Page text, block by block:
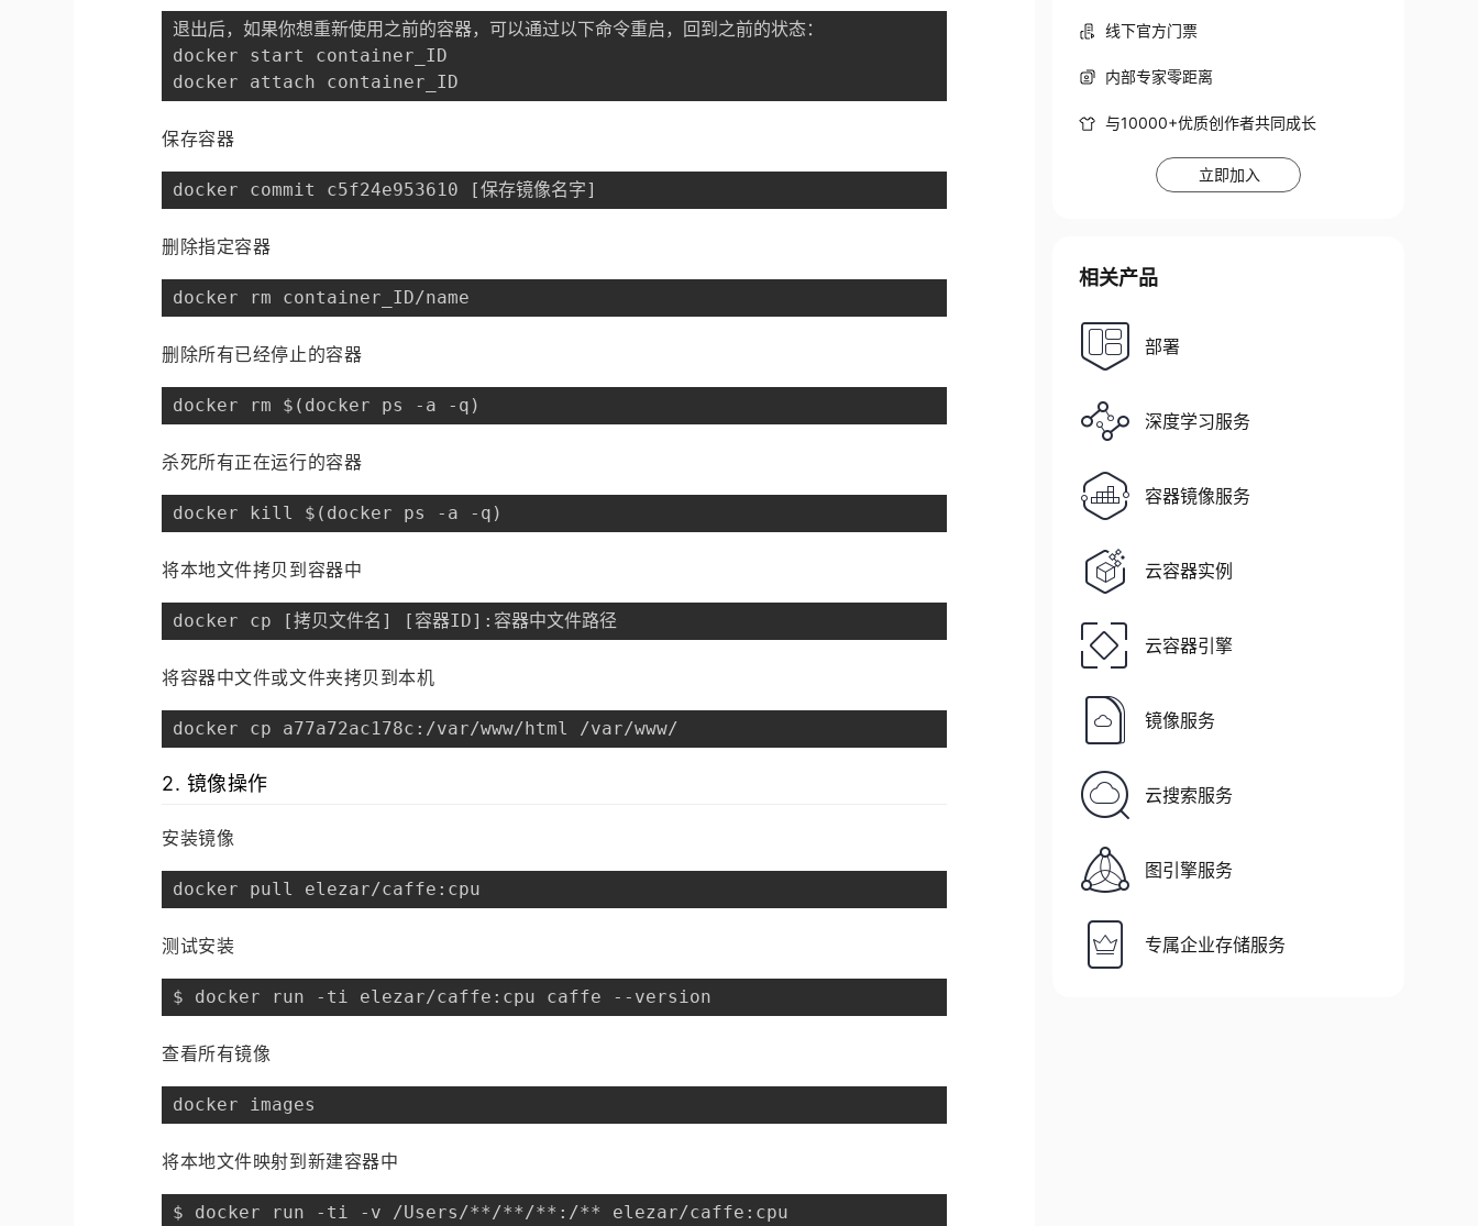
退出后，如果你想重新使用之前的容器，可以通过以下命令重启，回到之前的状态：
docker start container_ID
docker attach container_ID
保存容器
docker commit c5f24e953610 [保存镜像名字]
删除指定容器
docker rm container_ID/name
删除所有已经停止的容器
docker rm $(docker ps -a -q)
杀死所有正在运行的容器
docker kill $(docker ps -a -q)
将本地文件拷贝到容器中
docker cp [拷贝文件名] [容器ID]:容器中文件路径
将容器中文件或文件夹拷贝到本机
docker cp a77a72ac178c:/var/www/html /var/www/
2. 镜像操作
安装镜像
docker pull elezar/caffe:cpu
测试安装
$ docker run -ti elezar/caffe:cpu caffe --version
查看所有镜像
docker images
将本地文件映射到新建容器中
$ docker run -ti -v /Users/**/**/**:/** elezar/caffe:cpu
线下官方门票
内部专家零距离
与10000+优质创作者共同成长
立即加入
相关产品
部署
深度学习服务
容器镜像服务
云容器实例
云容器引擎
镜像服务
云搜索服务
图引擎服务
专属企业存储服务